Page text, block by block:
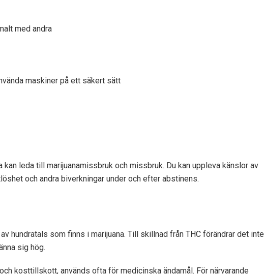
med andra
maskiner på ett säkert sätt
kan leda till marijuanamissbruk och missbruk. Du kan uppleva känslor av
och andra biverkningar under och efter abstinens.
hundratals som finns i marijuana. Till skillnad från THC förändrar det inte
sig hög.
kosttillskott, används ofta för medicinska ändamål. För närvarande